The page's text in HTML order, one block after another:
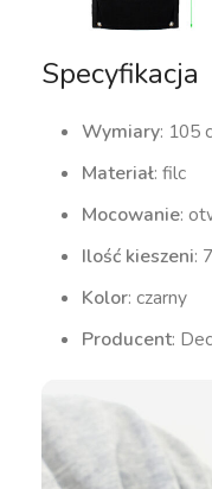
Specyfikacja
Wymiary: 105
Materiał: filc
Mocowanie:
Ilość kieszeni:
Kolor: czarny
Producent: